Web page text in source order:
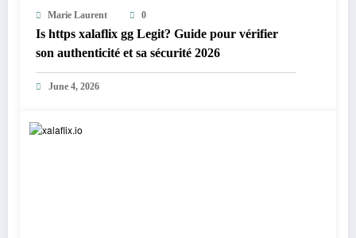
Marie Laurent 0
Is https xalaflix gg Legit? Guide pour vérifier
son authenticité et sa sécurité 2026
June 4, 2026